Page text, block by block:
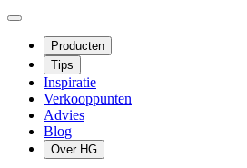
Producten
Tips
Inspiratie
Verkooppunten
Advies
Blog
Over HG